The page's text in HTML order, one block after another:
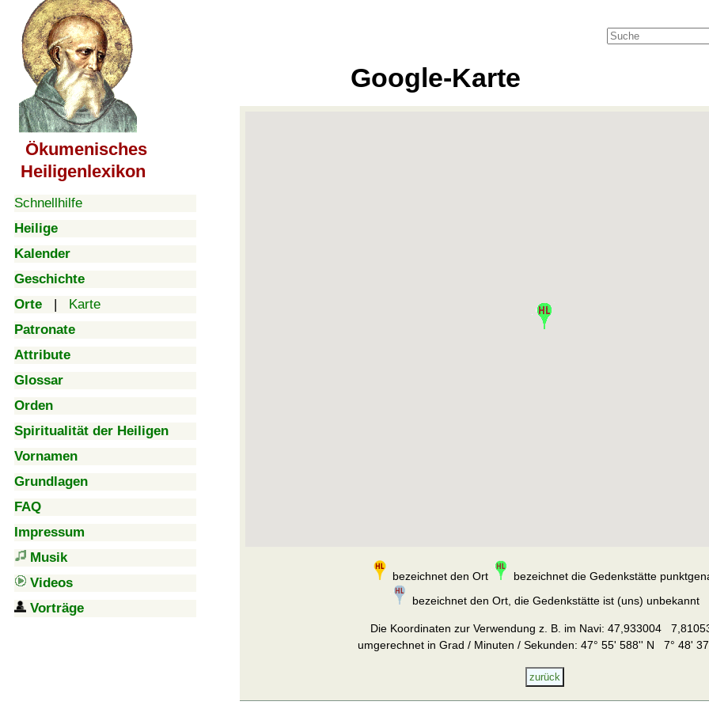
Ökumenisches
Heiligenlexikon
Schnellhilfe
Heilige
Kalender
Geschichte
Orte | Karte
Patronate
Attribute
Glossar
Orden
Spiritualität der Heiligen
Vornamen
Grundlagen
FAQ
Impressum
Musik
Videos
Vorträge
Google-Karte
bezeichnet den Ort
bezeichnet die Gedenkstätte
bezeichnet den Ort, die Gedenkstätte ist (uns) unbekannt
Die Koordinaten zur Verwendung z. B. im Navi: 47,933004
umgerechnet in Grad / Minuten / Sekunden: 47° 55' 588'' N 7° 48'